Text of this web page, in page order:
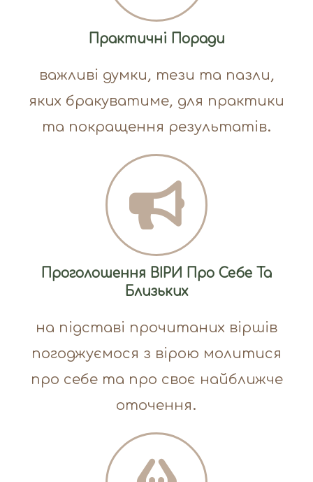
Практичні Поради
важливі думки, тези та пазли,
яких бракуватиме, для практики
та покращення результатів.
Проголошення ВІРИ Про Себе Та
Близьких
на підставі прочитаних віршів
погоджуємося з вірою молитися
про себе та про своє найближче
оточення.